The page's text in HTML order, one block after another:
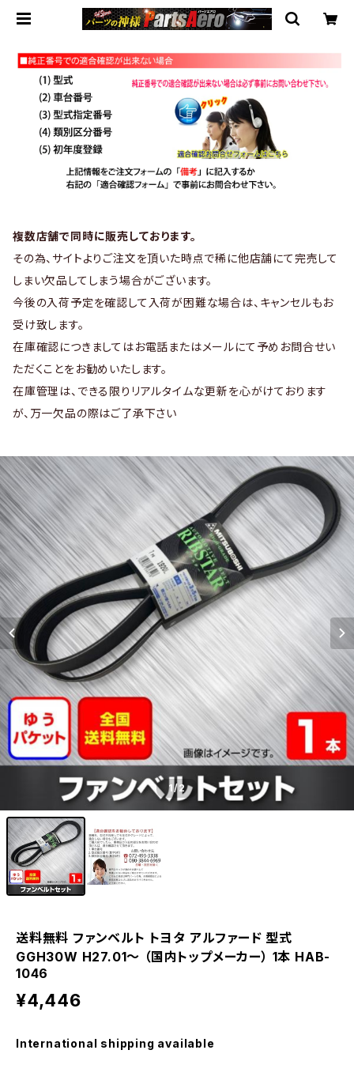
複数店舗で同時に販売しております。
その為、サイトよりご注文を頂いた時点で稀に他店舗にて完売して
しまい欠品してしまう場合がございます。
今後の入荷予定を確認して入荷が困難な場合は、キャンセルもお
受け致します。
在庫確認につきましてはお電話またはメールにて予めお問合せい
ただくことをお勧めいたします。
在庫管理は、できる限りリアルタイムな更新を心がけております
が、万一欠品の際はご了承下さい
1/2
送料無料 ファンベルト トヨタ アルファード 型式
GGH30W H27.01～ （国内トップメーカー） 1本 HAB-
1046
¥4,446
International shipping available